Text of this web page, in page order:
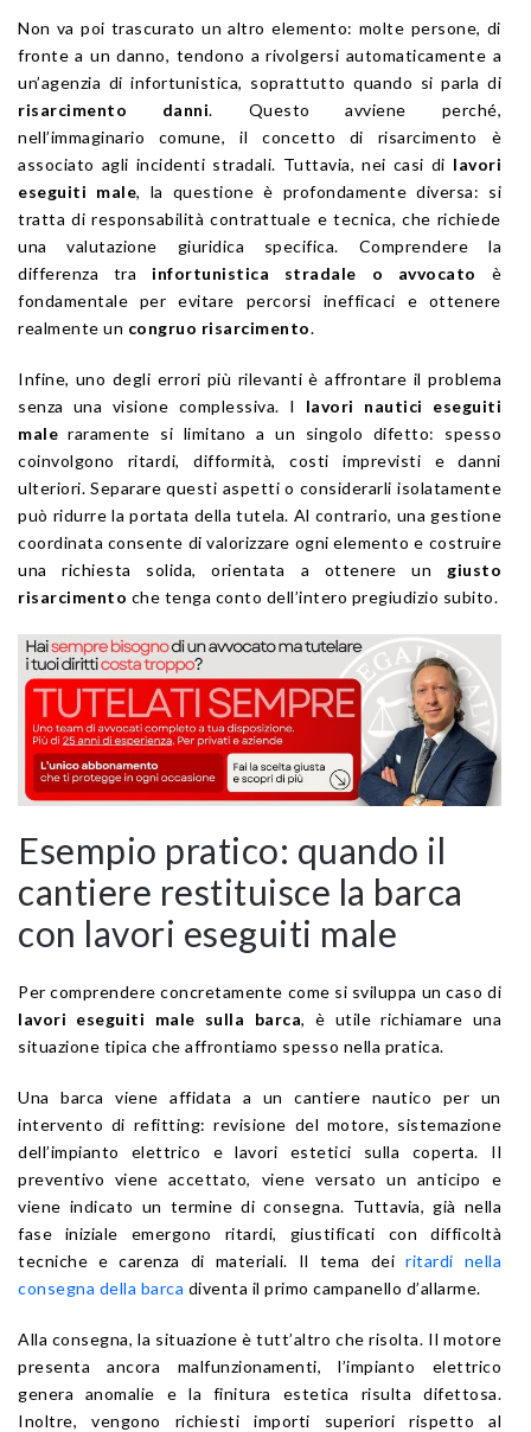
Non va poi trascurato un altro elemento: molte persone, di
fronte a un danno, tendono a rivolgersi automaticamente a
un’agenzia di infortunistica, soprattutto quando si parla di
risarcimento danni. Questo avviene perché,
nell’immaginario comune, il concetto di risarcimento è
associato agli incidenti stradali. Tuttavia, nei casi di lavori
eseguiti male, la questione è profondamente diversa: si
tratta di responsabilità contrattuale e tecnica, che richiede
una valutazione giuridica specifica. Comprendere la
differenza tra infortunistica stradale o avvocato
è
fondamentale per evitare percorsi inefficaci e ottenere
realmente un congruo risarcimento.
Infine, uno degli errori più rilevanti è affrontare il problema
senza una visione complessiva. I lavori nautici eseguiti
male raramente si limitano a un singolo difetto: spesso
coinvolgono ritardi, difformità, costi imprevisti e danni
ulteriori. Separare questi aspetti o considerarli isolatamente
può ridurre la portata della tutela. Al contrario, una gestione
coordinata consente di valorizzare ogni elemento e costruire
una richiesta solida, orientata a ottenere un giusto
risarcimento che tenga conto dell’intero pregiudizio subito.
Esempio pratico: quando il
cantiere restituisce la barca
con lavori eseguiti male
Per comprendere concretamente come si sviluppa un caso di
lavori eseguiti male sulla barca, è utile richiamare una
situazione tipica che affrontiamo spesso nella pratica.
Una barca viene affidata a un cantiere nautico per un
intervento di refitting: revisione del motore, sistemazione
dell’impianto elettrico e lavori estetici sulla coperta. Il
preventivo viene accettato, viene versato un anticipo e
viene indicato un termine di consegna. Tuttavia, già nella
fase iniziale emergono ritardi, giustificati con difficoltà
tecniche e carenza di materiali. Il tema deiritardi nella
consegna della barca diventa il primo campanello d’allarme.
Alla consegna, la situazione è tutt’altro che risolta. Il motore
presenta ancora malfunzionamenti, l’impianto elettrico
genera anomalie e la finitura estetica risulta difettosa.
Inoltre, vengono richiesti importi superiori rispetto al